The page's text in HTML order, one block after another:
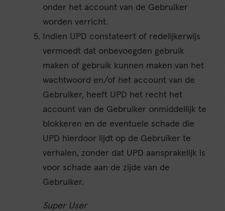
onder het account van de Gebruiker
worden verricht.
Indien UPD constateert of redelijkerwijs
vermoedt dat onbevoegden gebruik
maken of gebruik kunnen maken van het
wachtwoord en/of het account van de
Gebruiker, heeft UPD het recht het
account van de Gebruiker onmiddellijk te
blokkeren en de eventuele schade die
UPD hierdoor lijdt op de Gebruiker te
verhalen, zonder dat UPD aansprakelijk is
voor schade aan de zijde van de
Gebruiker.
Super User